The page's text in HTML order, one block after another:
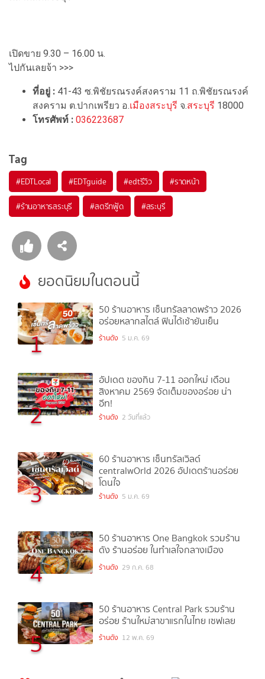
เปิดขาย 9.30 – 16.00 น.
ไปกันเลยจ้า >>>
ที่อยู่ : 41-43 ซ.พิชัยรณรงค์สงคราม 11 ถ.พิชัยรณรงค์
สงคราม ต.ปากเพรียว อ.เมืองสระบุรี จ.สระบุรี 18000
โทรศัพท์ : 036223687
Tag
#EDTLocal #EDTguide #edtรีวิว #ราดหน้า
#ร้านอาหารสระบุรี #สตรีทฟู้ด #สระบุรี
ยอดนิยมในตอนนี้
1
50 ร้านอาหาร เซ็นทรัลลาดพร้าว 2026
อร่อยหลากสไตล์ ฟินได้เช้ายันเย็น
ร้านดัง 5 ม.ค. 69
2
อัปเดต ของกิน 7-11 ออกใหม่ เดือน
สิงหาคม 2569 จัดเต็มของอร่อย น่า
อีท!
ร้านดัง 2 วันที่แล้ว
3
60 ร้านอาหาร เซ็นทรัลเวิลด์
centralwOrld 2026 อัปเดตร้านอร่อย
โดนใจ
ร้านดัง 5 ม.ค. 69
4
50 ร้านอาหาร One Bangkok รวมร้าน
ดัง ร้านอร่อย ในทำเลใจกลางเมือง
ร้านดัง 29 ก.ค. 68
5
50 ร้านอาหาร Central Park รวมร้าน
อร่อย ร้านใหม่สาขาแรกในไทย เซฟเลย
ร้านดัง 12 พ.ค. 69